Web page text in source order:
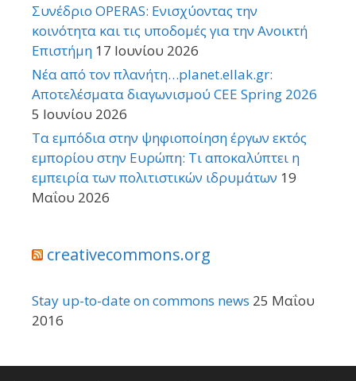
Συνέδριο OPERAS: Ενισχύοντας την
κοινότητα και τις υποδομές για την Ανοικτή
Επιστήμη 17 Ιουνίου 2026
Νέα από τον πλανήτη…planet.ellak.gr:
Αποτελέσματα διαγωνισμού CEE Spring 2026
5 Ιουνίου 2026
Τα εμπόδια στην ψηφιοποίηση έργων εκτός
εμπορίου στην Ευρώπη: Τι αποκαλύπτει η
εμπειρία των πολιτιστικών ιδρυμάτων 19
Μαΐου 2026
creativecommons.org
Stay up-to-date on commons news 25 Μαΐου
2016